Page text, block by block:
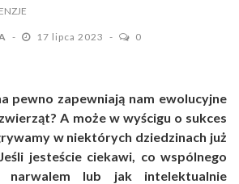
17 lipca 2023 0
pewno zapewniają nam ewolucyjne
A może w wyścigu o sukces
w niektórych dziedzinach już
jesteście ciekawi, co wspólnego
lub jak intelektualnie